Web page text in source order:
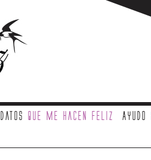
Datos que me hacen feliz Ayudo